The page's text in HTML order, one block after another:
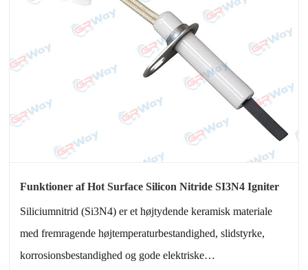
Funktioner af Hot Surface Silicon Nitride SI3N4 Igniter
Siliciumnitrid (Si3N4) er et højtydende keramisk materiale
med fremragende højtemperaturbestandighed, slidstyrke,
korrosionsbestandighed og gode elektriske